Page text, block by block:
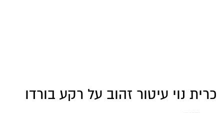
כרית נוי עיטור זהוב על רקע בורדו